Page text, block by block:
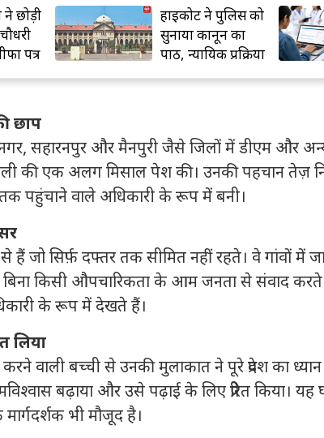
ने छोड़ी
पत्र
हाईकोर्ट ने पुलिस को
सुनाया कानून का
पाठ, न्यायिक प्रक्रिया
सर्वोपरि बताई
छाप
सहारनपुर और मैनपुरी जैसे जिलों में डीएम और
की एक अलग मिसाल पेश की। उनकी पहचान तेज़
पहुंचाने वाले अधिकारी के रूप में बनी।
हैं जो सिर्फ़ दफ्तर तक सीमित नहीं रहते। वे गांवों में
किसी औपचारिकता के आम जनता से संवाद करते
के रूप में देखते हैं।
लिया
वाली बच्ची से उनकी मुलाकात ने पूरे प्रदेश का ध्यान
बढ़ाया और उसे पढ़ाई के लिए प्रेरित किया।
भी मौजूद है।